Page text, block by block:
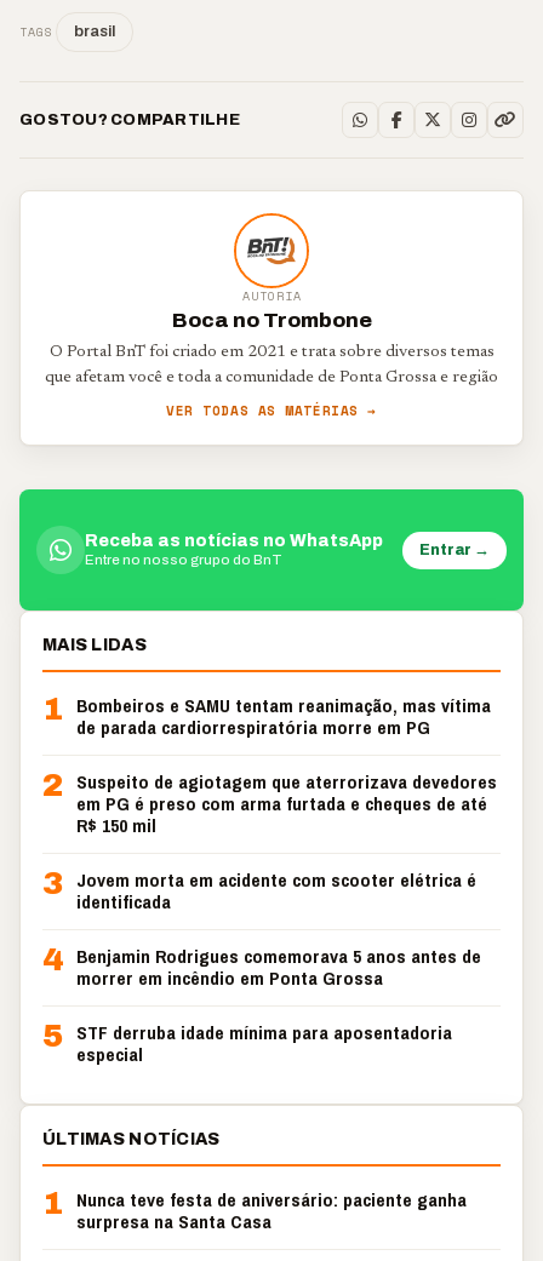
TAGS brasil
GOSTOU? COMPARTILHE
AUTORIA
Boca no Trombone
O Portal BnT foi criado em 2021 e trata sobre diversos temas
que afetam você e toda a comunidade de Ponta Grossa e região
VER TODAS AS MATÉRIAS →
Receba as notícias no WhatsApp
Entre no nosso grupo do BnT
Entrar →
MAIS LIDAS
1
Bombeiros e SAMU tentam reanimação, mas vítima
de parada cardiorrespiratória morre em PG
2
Suspeito de agiotagem que aterrorizava devedores
em PG é preso com arma furtada e cheques de até
R$ 150 mil
3 Jovem morta em acidente com scooter elétrica é
identificada
4 Benjamin Rodrigues comemorava 5 anos antes de
morrer em incêndio em Ponta Grossa
5 STF derruba idade mínima para aposentadoria
especial
ÚLTIMAS NOTÍCIAS
1
Nunca teve festa de aniversário: paciente ganha
surpresa na Santa Casa